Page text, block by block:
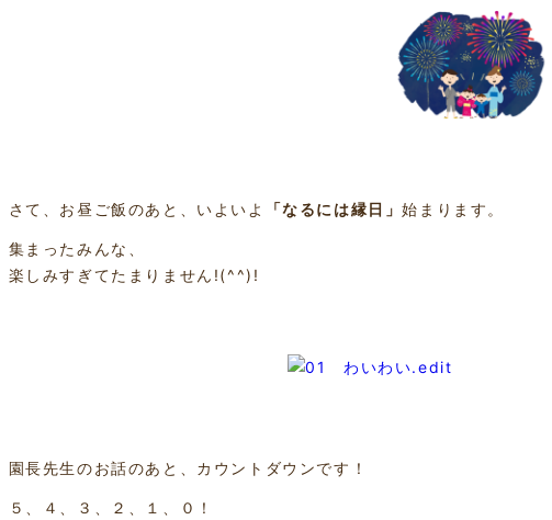
さて、お昼ご飯のあと、いよいよ 「なるには縁日」始まります。
集まったみんな、
楽しみすぎてたまりません!(^^)!
園長先生のお話のあと、カウントダウンです！
５、４、３、２、１、０！